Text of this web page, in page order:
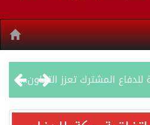
أردوغان: اتفاقية مكة للدفاع المشترك تعزز التعاون الأمني ولا تستهدف أي دولة
سمو وزير الخارجية : اتفاقية مكة تعكس الإرادة السياسية لحماية أمن المنطقة